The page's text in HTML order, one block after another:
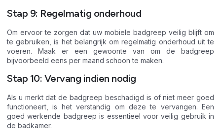
Stap 9: Regelmatig onderhoud
Om ervoor te zorgen dat uw mobiele badgreep veilig blijft om
te gebruiken, is het belangrijk om regelmatig onderhoud uit te
voeren. Maak er een gewoonte van om de badgreep
bijvoorbeeld eens per maand schoon te maken.
Stap 10: Vervang indien nodig
Als u merkt dat de badgreep beschadigd is of niet meer goed
functioneert, is het verstandig om deze te vervangen. Een
goed werkende badgreep is essentieel voor veilig gebruik in
de badkamer.